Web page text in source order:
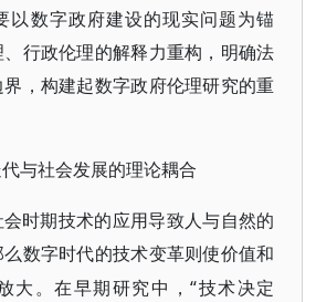
以数字政府建设的现实问题为锚
行政伦理的解释力重构，明确法
，构建起数字政府伦理研究的重
代与社会发展的理论耦合
时期技术的应用导致人与自然的
数字时代的技术变革则使价值和
大。在早期研究中，“技术决定